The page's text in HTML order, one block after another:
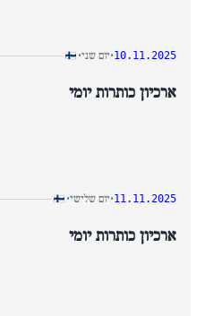
10.11.2025
•יום שני•
ארכיון כותרות יומי
11.11.2025
•יום שלישי•
ארכיון כותרות יומי